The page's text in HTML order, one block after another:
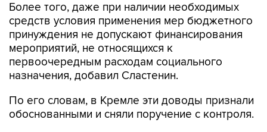
Более того, даже при наличии необходимых
средств условия применения мер бюджетного
принуждения не допускают финансирования
мероприятий, не относящихся к
первоочередным расходам социального
назначения, добавил Сластенин.
По его словам, в Кремле эти доводы признали
обоснованными и сняли поручение с контроля.